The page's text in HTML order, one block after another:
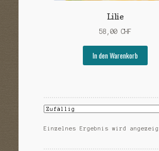
Lilie
58,00 CHF
In den Warenkorb
Einzelnes Ergebnis wird